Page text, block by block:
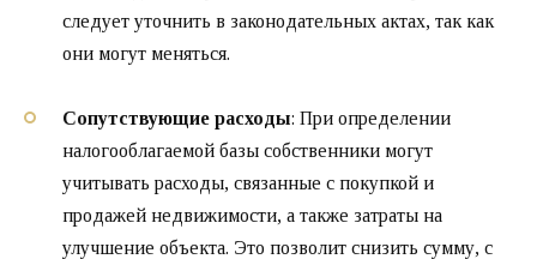
следует уточнить в законодательных актах, так как
они могут меняться.
Сопутствующие расходы: При определении
налогооблагаемой базы собственники могут
учитывать расходы, связанные с покупкой и
продажей недвижимости, а также затраты на
улучшение объекта. Это позволит снизить сумму, с